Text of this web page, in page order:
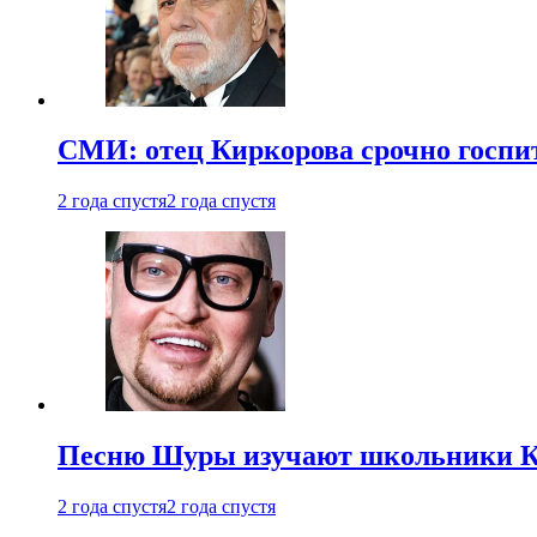
СМИ: отец Киркорова срочно
2 года спустя2 года спустя
Песню Шуры изучают школьники
2 года спустя2 года спустя